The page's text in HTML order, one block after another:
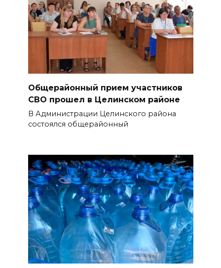
Общерайонный прием участников
СВО прошел в Целинском районе
В Администрации Целинского района
состоялся общерайонный